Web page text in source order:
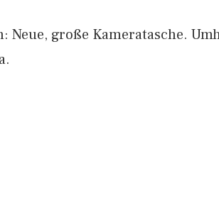
große Kameratasche.